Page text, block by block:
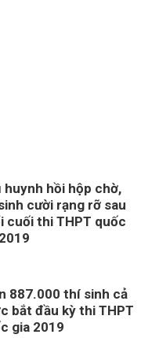
huynh hồi hộp chờ,
cười rạng rỡ sau
cuối thi THPT quốc
887.000 thí sinh cả
bắt đầu kỳ thi THPT
gia 2019